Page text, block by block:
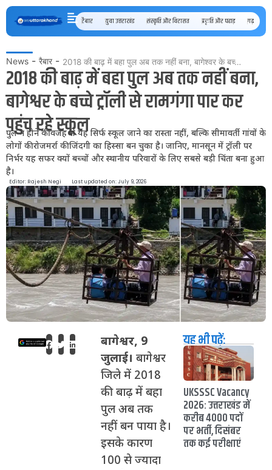
रैबार युवा उत्तराखंड संस्कृति और विरासत प्रकृति और पहाड़ गढ़ कुमाऊँ
News - रैबार - 2018 की बाढ़ में बहा पुल अब तक नहीं बना, बागेश्वर के बच्चे ट्रॉली से रामगंगा पार कर पहुंच रहे स्कूल
2018 की बाढ़ में बहा पुल अब तक नहीं बना,
बागेश्वर के बच्चे ट्रॉली से रामगंगा पार कर
पहुंच रहे स्कूल
पुल न होने की वजह से यह सिर्फ स्कूल जाने का रास्ता नहीं, बल्कि सीमावर्ती गांवों के
लोगों की रोजमर्रा की जिंदगी का हिस्सा बन चुका है। जानिए, मानसून में ट्रॉली पर
निर्भर यह सफर क्यों बच्चों और स्थानीय परिवारों के लिए सबसे बड़ी चिंता बना हुआ
है।
Editor: Rajesh Negi Last updated on: July 9, 2026
बागेश्वर, 9
जुलाई। बागेश्वर
जिले में 2018
की बाढ़ में बहा
पुल अब तक
नहीं बन पाया है।
इसके कारण
100 से ज्यादा
यह भी पढ़ें:
UKSSSC Vacancy
2026: उत्तराखंड में
करीब 4000 पदों
पर भर्ती, दिसंबर
तक कई परीक्षाएं